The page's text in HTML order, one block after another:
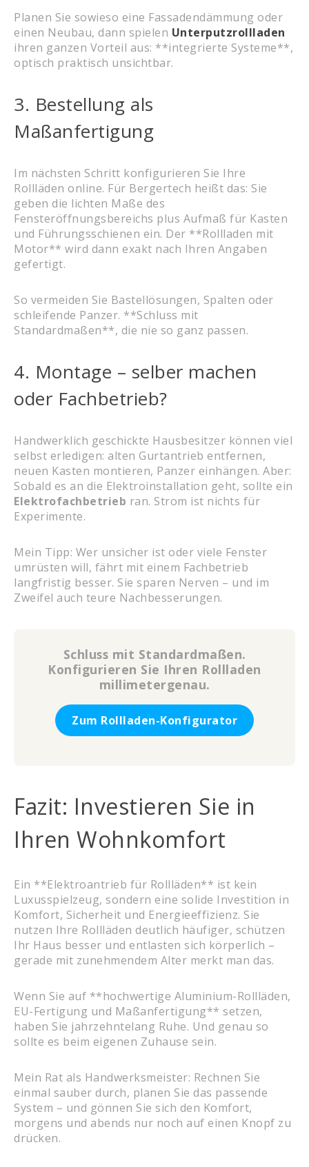
Planen Sie sowieso eine Fassadendämmung oder
einen Neubau, dann spielen Unterputzrollladen
ihren ganzen Vorteil aus: **integrierte Systeme**,
optisch praktisch unsichtbar.
3. Bestellung als
Maßanfertigung
Im nächsten Schritt konfigurieren Sie Ihre
Rollläden online. Für Bergertech heißt das: Sie
geben die lichten Maße des
Fensteröffnungsbereichs plus Aufmaß für Kasten
und Führungsschienen ein. Der **Rollladen mit
Motor** wird dann exakt nach Ihren Angaben
gefertigt.
So vermeiden Sie Bastellösungen, Spalten oder
schleifende Panzer. **Schluss mit
Standardmaßen**, die nie so ganz passen.
4. Montage – selber machen
oder Fachbetrieb?
Handwerklich geschickte Hausbesitzer können viel
selbst erledigen: alten Gurtantrieb entfernen,
neuen Kasten montieren, Panzer einhängen. Aber:
Sobald es an die Elektroinstallation geht, sollte ein
Elektrofachbetrieb ran. Strom ist nichts für
Experimente.
Mein Tipp: Wer unsicher ist oder viele Fenster
umrüsten will, fährt mit einem Fachbetrieb
langfristig besser. Sie sparen Nerven – und im
Zweifel auch teure Nachbesserungen.
Schluss mit Standardmaßen.
Konfigurieren Sie Ihren Rollladen
millimetergenau.
Zum Rollladen-Konfigurator
Fazit: Investieren Sie in
Ihren Wohnkomfort
Ein **Elektroantrieb für Rollläden** ist kein
Luxusspielzeug, sondern eine solide Investition in
Komfort, Sicherheit und Energieeffizienz. Sie
nutzen Ihre Rollläden deutlich häufiger, schützen
Ihr Haus besser und entlasten sich körperlich –
gerade mit zunehmendem Alter merkt man das.
Wenn Sie auf **hochwertige Aluminium-Rollläden,
EU-Fertigung und Maßanfertigung** setzen,
haben Sie jahrzehntelang Ruhe. Und genau so
sollte es beim eigenen Zuhause sein.
Mein Rat als Handwerksmeister: Rechnen Sie
einmal sauber durch, planen Sie das passende
System – und gönnen Sie sich den Komfort,
morgens und abends nur noch auf einen Knopf zu
drücken.